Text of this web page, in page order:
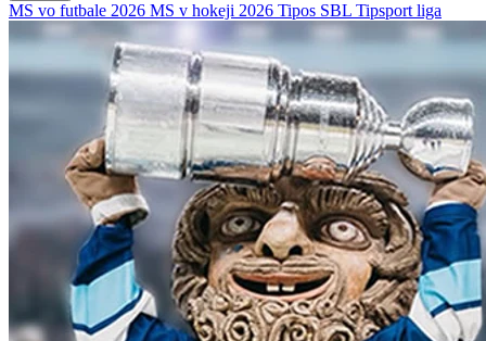
MS vo futbale 2026 MS v hokeji 2026 Tipos SBL Tipsport liga